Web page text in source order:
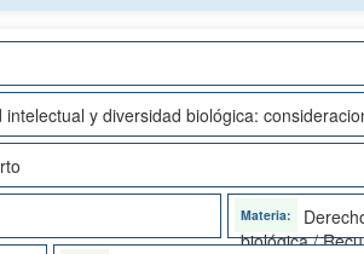
y diversidad biológica:
biológica /